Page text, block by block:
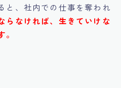
と、社内での仕事を奪われ
らなければ、生きていけな